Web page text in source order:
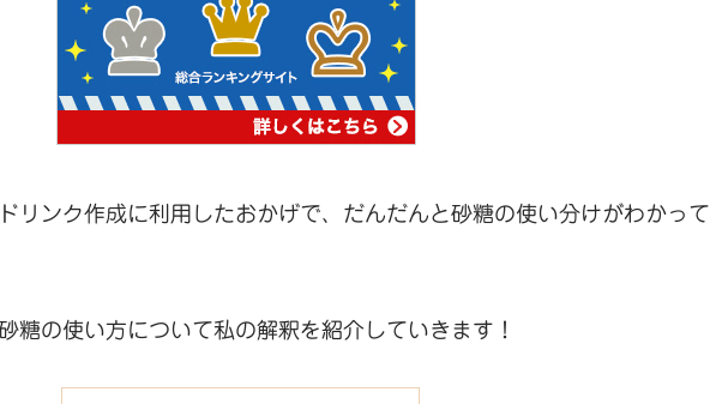
リンク作成に利用したおかげで、だんだんと砂糖の使い分けがわかって
糖の使い方について私の解釈を紹介していきます！